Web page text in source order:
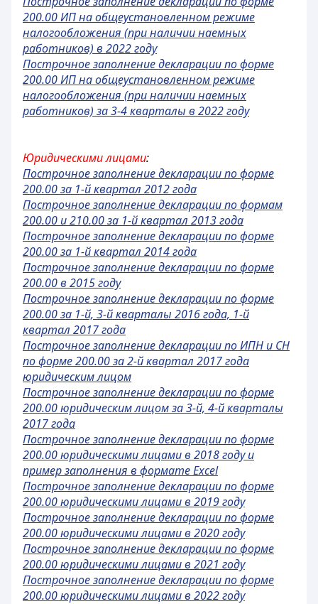
200.00 ИП на общеустановленном режиме
налогообложения (при наличии наемных
работников) в 2022 году
Построчное заполнение декларации по форме
200.00 ИП на общеустановленном режиме
налогообложения (при наличии наемных
работников) за 3-4 кварталы в 2022 году
Юридическими лицами:
Построчное заполнение декларации по форме
200.00 за 1-й квартал 2012 года
Построчное заполнение декларации по формам
200.00 и 210.00 за 1-й квартал 2013 года
Построчное заполнение декларации по форме
200.00 за 1-й квартал 2014 года
Построчное заполнение декларации по форме
200.00 в 2015 году
Построчное заполнение декларации по форме
200.00 за 1-й, 3-й кварталы 2016 года, 1-й
квартал 2017 года
Построчное заполнение декларации по ИПН и СН
по форме 200.00 за 2-й квартал 2017 года
юридическим лицом
Построчное заполнение декларации по форме
200.00 юридическим лицом за 3-й, 4-й кварталы
2017 года
Построчное заполнение декларации по форме
200.00 юридическими лицами в 2018 году и
пример заполнения в формате Excel
Построчное заполнение декларации по форме
200.00 юридическими лицами в 2019 году
Построчное заполнение декларации по форме
200.00 юридическими лицами в 2020 году
Построчное заполнение декларации по форме
200.00 юридическими лицами в 2021 году
Построчное заполнение декларации по форме
200.00 юридическими лицами в 2022 году